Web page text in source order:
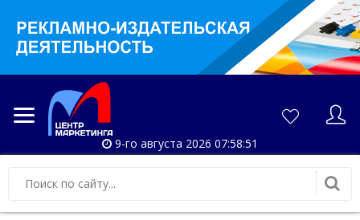
9-го августа 2026 07:58:51